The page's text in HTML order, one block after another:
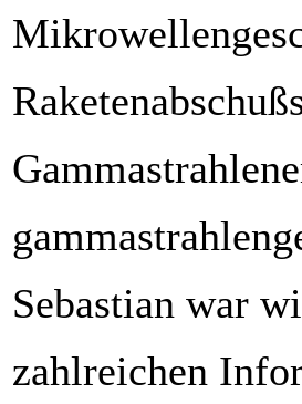
Sebastian war
zahlreichen